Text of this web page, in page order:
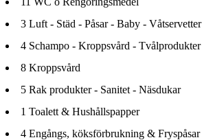
3 Luft - Städ - Påsar - Baby - Våtservetter
4 Schampo - Kroppsvård - Tvålprodukter
8 Kroppsvård
5 Rak produkter - Sanitet - Näsdukar
1 Toalett & Hushållspapper
4 Engångs, köksförbrukning & Fryspåsar